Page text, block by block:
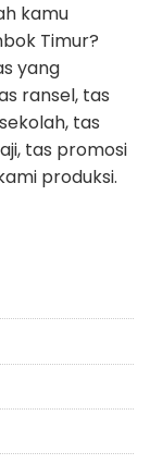
kamu
Timur?
yang
ransel, tas
tas
tas promosi
produksi.